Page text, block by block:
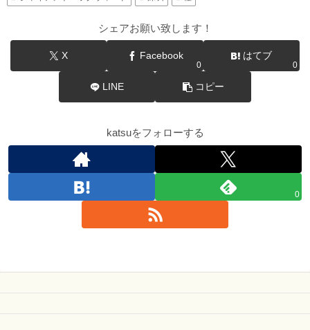
シェアお願い致します！
X Facebook
0
はてブ
0
LINE コピー
katsuをフォローする
0